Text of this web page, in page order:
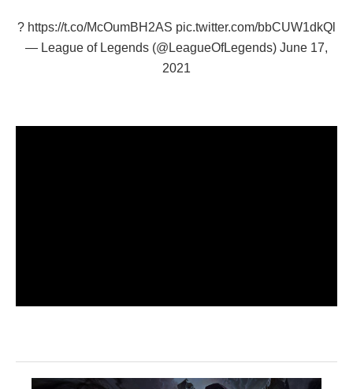
? https://t.co/McOumBH2AS pic.twitter.com/bbCUW1dkQl
— League of Legends (@LeagueOfLegends) June 17,
2021